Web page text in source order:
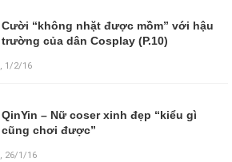
Cười “không nhặt được mồm” với hậu
trường của dân Cosplay (P.10)
, 1/2/16
QinYin – Nữ coser xinh đẹp “kiểu gì
cũng chơi được”
, 26/1/16